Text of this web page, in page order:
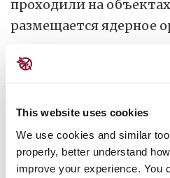
This website uses cookies
We use cookies and similar
properly, better understand
improve your experience. You
проходили на
размещается ядерное
разработке, а также у
национальных
способствовали
испытаний,